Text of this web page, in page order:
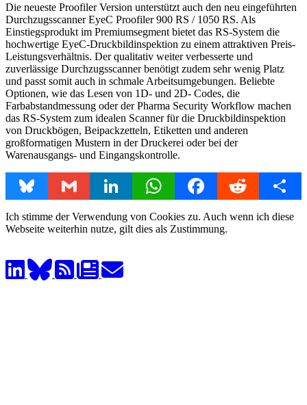
Die neueste Proofiler Version unterstützt auch den neu eingeführten
Durchzugsscanner EyeC Proofiler 900 RS / 1050 RS. Als
Einstiegsprodukt im Premiumsegment bietet das RS-System die
hochwertige EyeC-Druckbildinspektion zu einem attraktiven Preis-
Leistungsverhältnis. Der qualitativ weiter verbesserte und
zuverlässige Durchzugsscanner benötigt zudem sehr wenig Platz
und passt somit auch in schmale Arbeitsumgebungen. Beliebte
Optionen, wie das Lesen von 1D- und 2D- Codes, die
Farbabstandmessung oder der Pharma Security Workflow machen
das RS-System zum idealen Scanner für die Druckbildinspektion
von Druckbögen, Beipackzetteln, Etiketten und anderen
großformatigen Mustern in der Druckerei oder bei der
Warenausgangs- und Eingangskontrolle.
Bluesky Gmail LinkedIn WhatsAppFacebookReddit Share
Ich stimme der Verwendung von Cookies zu. Auch wenn ich diese
Webseite weiterhin nutze, gilt dies als Zustimmung.